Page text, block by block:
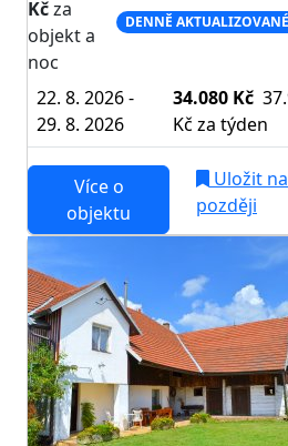
Kčza
objekt a
noc
DENNĚ
22. 8. 2026 -
29. 8. 2026
34.080 Kč
Kč za týden
Více o
objektu
Uložit na
později